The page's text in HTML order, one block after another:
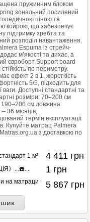
пружинним блоком
зональний посилений
піною та
койрою, що забезпечує
підтримку хребта та
розподіл навантаження.
Espuma із стрейч-
м’якості та дихає, а
євроборт Support board
стійкість по периметру.
ефект 2 в 1, жорсткість
5/5, підходить для
ваги. Доступні стандартні та
розміри: 70–200 см
см довжина.
– 36 місяців,
термін експлуатації
Купуйте матрац Palmera
з доставкою по
1 м² 4 411 грн
》...☎️... 1 грн
на матраци
5 867 грн